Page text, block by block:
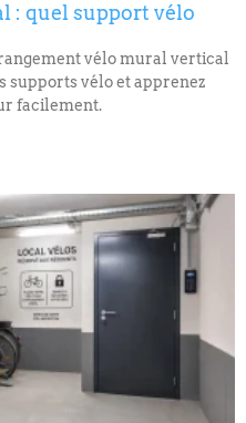
: quel support vélo
vélo mural vertical
supports vélo et apprenez
facilement.